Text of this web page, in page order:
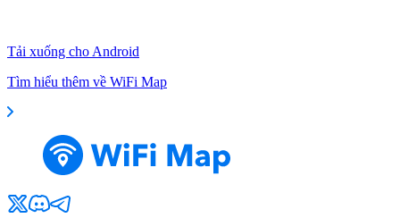
Tải xuống cho Android
Tìm hiểu thêm về WiFi Map